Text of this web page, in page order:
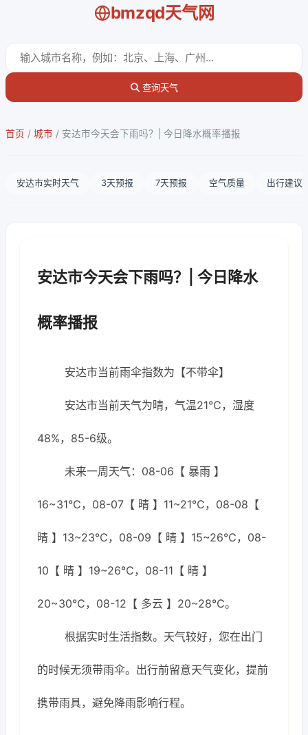
bmzqd天气网
查询天气
首页 / 城市 / 安达市今天会下雨吗？| 今日降水概率播报
安达市实时天气 3天预报 7天预报 空气质量 出行建议
安达市今天会下雨吗？| 今日降水
概率播报
安达市当前雨伞指数为【不带伞】
安达市当前天气为晴，气温21℃，湿度
48%，85-6级。
未来一周天气：08-06【 暴雨 】
16~31℃，08-07【 晴 】11~21℃，08-08【
晴 】13~23℃，08-09【 晴 】15~26℃，08-
10【 晴 】19~26℃，08-11【 晴 】
20~30℃，08-12【 多云 】20~28℃。
根据实时生活指数。天气较好，您在出门
的时候无须带雨伞。出行前留意天气变化，提前
携带雨具，避免降雨影响行程。